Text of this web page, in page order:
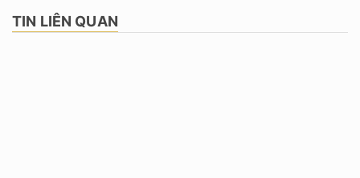
TIN LIÊN QUAN